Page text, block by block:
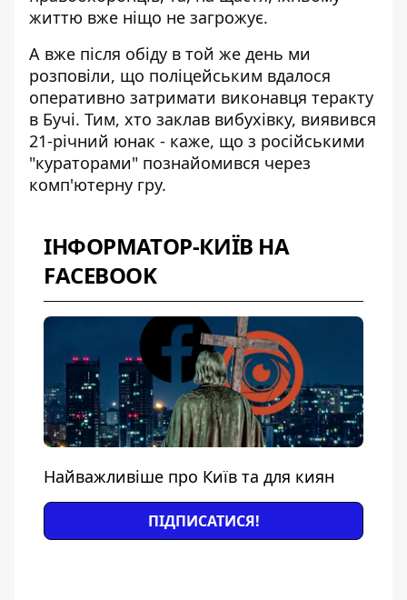
життю вже ніщо не загрожує.
А вже після обіду в той же день ми
розповіли, що поліцейським вдалося
оперативно затримати виконавця теракту
в Бучі. Тим, хто заклав вибухівку, виявився
21-річний юнак - каже, що з російськими
"кураторами" познайомився через
комп'ютерну гру.
ІНФОРМАТОР-КИЇВ НА
FACEBOOK
Найважливіше про Київ та для киян
ПІДПИСАТИСЯ!